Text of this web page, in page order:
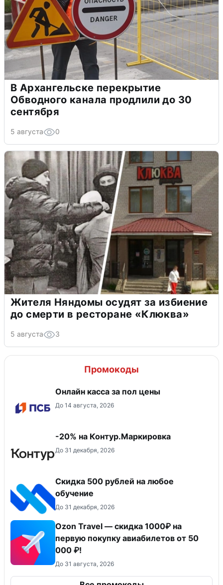
В Архангельске перекрытие
Обводного канала продлили до 30
сентября
5 августа 0
Жителя Няндомы осудят за избиение
до смерти в ресторане «Клюква»
5 августа 3
Промокоды
Онлайн касса за пол цены
До 14 августа, 2026
-20% на Контур.Маркировка
До 31 декабря, 2026
Скидка 500 рублей на любое
обучение
До 31 декабря, 2026
Ozon Travel — скидка 1000₽ на
первую покупку авиабилетов от 50
000 ₽!
До 31 августа, 2026